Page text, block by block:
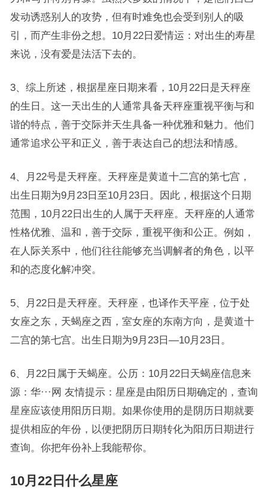
发动诱惑别人的攻势，但有时难免也会受到别人的吸
引，而产生非份之想。10月22日爱情运：对出生的寿星
来说，没有爱是法活下去的。
3、综上所述，根据星座日期来看，10月22日是天秤座
的生日。这一天出生的人通常具备天秤座重视平衡与和
谐的特点，善于交际并天生具备一种优雅和魅力。他们
通常追求公平和正义，善于表达自己的想法和情感。
4、月22号是天秤座。天秤座是黄道十二宫的第七宫，
出生日期为9月23日至10月23日。因此，根据这个日期
范围，10月22日出生的人属于天秤座。天秤座的人通常
性格优雅、温和，善于交际，重视平衡和公正。例如，
在人际关系中，他们往往能够充当调解者的角色，以平
和的态度化解冲突。
5、月22日是天秤座。天秤座，也译作天平座，位于处
女座之东，天蝎座之西，室女座的东南方向，是黄道十
二宫的第七宫。出生日期为9月23日—10月23日。
6、月22日属于天蝎座。公历：10月22日天蝎座信息来
源：华···网 友情提示：星座是由阳历日期确定的，查询
星座应该使用阳历日期。如果你使用的是阴历日期就要
提供相应的年份，以便把阴历日期转化为阳历日期进行
查询。你把年份补上我能帮你。
10月22日什么星座